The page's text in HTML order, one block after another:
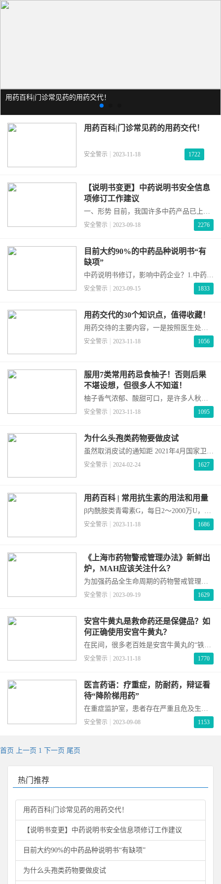
用药百科|门诊常见药的用药交代！
用药百科|门诊常见药的用药交代！
安全警示 2023-11-18 1722
【说明书变更】中药说明书安全信息
项修订工作建议
一、形势 目前，我国许多中药产品已上市
多年，但大部分中药品种的说明书安全信
息项内容仍存在不足或缺失，影响安全合
件，如2023年2月10日，国家药监局发布的
《中药注册管理专门规定》（以下简称
《专门规定》）中，第77条规定：中药说
明书【禁忌】、【不良反应】
安全警示 2023-09-18 2276
目前大约90%的中药品种说明书“有
缺项”
中药说明书修订，影响中药企业？1.中药说
明书目前存在常见的问题（1）同种药物、
成分相同、不同剂型、适应症描述不同；
不同；（3）适应症或功能主治内容较多，
用法用量没有区别；（4）说明书中成分剂
量并未标识，标准中剂量不可知；（5）安
全信息项内容缺失：尚不明确。2.为什么
安全警示 2023-09-15 1833
用药交代的30个知识点，值得收藏！
用药交待的主要内容，一是按照医生处
方，交待每种药品的用法、用量；二是按
照药品说明书，交待可能影响处方药品疗
品保存条件通常采用贴签的形式进行用药
交待。1、关注慢性病用药品的保存条件例
如，辛伐他汀片需要在≤20℃（阴凉处）条
件下保存；硝
安全警示 2023-11-18 1056
服用7类常用药忌食柚子！否则后果
不堪设想，但很多人不知道！
柚子香气浓郁、酸甜可口，是许多人秋冬
挚爱的水果之一。但对于一些服药的慢性
疾病等患者来说，吃柚子很有可能带来健
呋喃香豆素等活性成分能够抑制人体内肝
药酶的活性，从而影响药物代谢和排出体
外。这可能造成药物在体内大量蓄积，引
起药效过强，加重不良反应，甚至造成中
安全警示 2023-11-18 1095
为什么头孢类药物要做皮试
虽然取消皮试的通知距 2021年4月国家卫建
委发布的《β 内酰胺类抗菌药物皮试试验指
导原则（2021 年版）的通知》的要求已经
类药物要做皮试？主要是因为头孢类药物
与青霉素类药物有一定的结构相似性（头
孢类药物和青霉素类药物都包含一个共同
安全警示 2024-02-24 1627
用药百科 | 常用抗生素的用法和用量
β内酰胺类青霉素G，每日2～2000万U，分
2～4次。哌拉西林他唑巴坦，进口4.5g，每
8小时一次；国产，3.375g，每6小时一次
～15g，分3～6次给药，说明书中未提及生
理盐水的配制。头孢唑林，0.5~1g，每
6~12小时一次，每天最多给药6g。头孢呋
辛，进口，0.75~1
安全警示 2023-11-18 1686
《上海市药物警戒管理办法》新鲜出
炉，MAH应该关注什么？
为加强药品全生命周期的药物警戒管理，
规范药物警戒活动，保障公众用药安全，
依据《中华人民共和国药品管理法》《中
应报告和监测管理办法》《药物警戒质量
管理规范》等有关法律法规、规章的规
定，2023年8月31日，上海市药品监督管理
局官网发布“关于公开征求《上海市药物警
戒管理办法》
安全警示 2023-09-19 1629
安宫牛黄丸是救命药还是保健品？如
何正确使用安宫牛黄丸？
在民间，很多老百姓是安宫牛黄丸的“铁
粉”，一直深信其是“救命神药”，在家里常
备数颗安宫牛黄丸，以备家人救急之需。
品。01什么是安宫牛黄丸？安宫牛黄丸距
今有200多年的历史，出自清代吴鞠通的
《温病条辨》，由牛黄、犀角、麝香、朱
砂、珍珠、雄黄、郁金、冰片等十几味药
组成。安宫
安全警示 2023-11-18 1770
医言药语：疗重症，防耐药，辩证看
待“降阶梯用药”
在重症监护室，患者存在严重且危及生命
的感染是很常见的情况，这其中大多数感
染是由细菌、真菌等病原性微生物所引起
染患者而言，抗菌药物的使用时机被认为
事实上，如果
安全警示 2023-09-08 1153
首页 上一页 1 下一页 尾页
热门推荐
用药百科|门诊常见药的用药交代！
【说明书变更】中药说明书安全信息项修订工作建议
目前大约90%的中药品种说明书“有缺项”
为什么头孢类药物要做皮试